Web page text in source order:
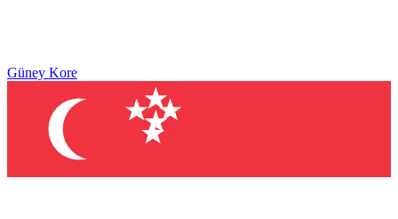
Güney Kore